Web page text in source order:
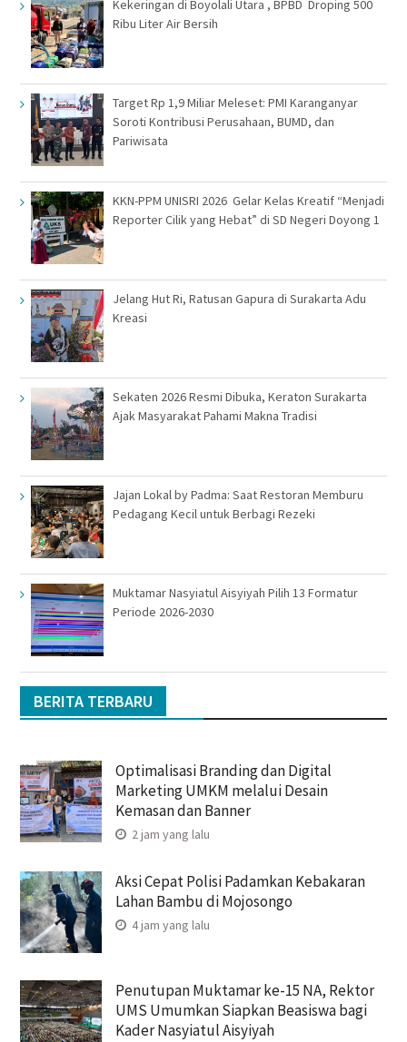
Kekeringan di Boyolali Utara , BPBD Droping 500
Ribu Liter Air Bersih
Target Rp 1,9 Miliar Meleset: PMI Karanganyar
Soroti Kontribusi Perusahaan, BUMD, dan
Pariwisata
KKN-PPM UNISRI 2026 Gelar Kelas Kreatif “Menjadi
Reporter Cilik yang Hebat” di SD Negeri Doyong 1
Jelang Hut Ri, Ratusan Gapura di Surakarta Adu
Kreasi
Sekaten 2026 Resmi Dibuka, Keraton Surakarta
Ajak Masyarakat Pahami Makna Tradisi
Jajan Lokal by Padma: Saat Restoran Memburu
Pedagang Kecil untuk Berbagi Rezeki
Muktamar Nasyiatul Aisyiyah Pilih 13 Formatur
Periode 2026-2030
BERITA TERBARU
Optimalisasi Branding dan Digital
Marketing UMKM melalui Desain
Kemasan dan Banner
2 jam yang lalu
Aksi Cepat Polisi Padamkan Kebakaran
Lahan Bambu di Mojosongo
4 jam yang lalu
Penutupan Muktamar ke-15 NA, Rektor
UMS Umumkan Siapkan Beasiswa bagi
Kader Nasyiatul Aisyiyah